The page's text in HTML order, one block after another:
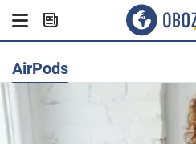
AirPods